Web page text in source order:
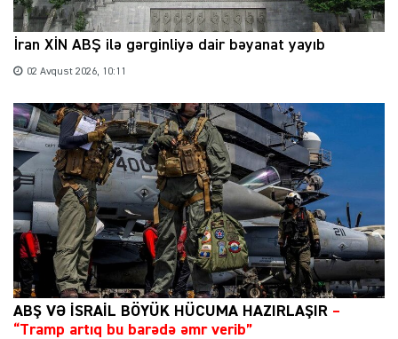
İran XİN ABŞ ilə gərginliyə dair bəyanat yayıb
02 Avqust 2026, 10:11
ABŞ VƏ İSRAİL BÖYÜK HÜCUMA HAZIRLAŞIR –
“Tramp artıq bu barədə əmr verib”